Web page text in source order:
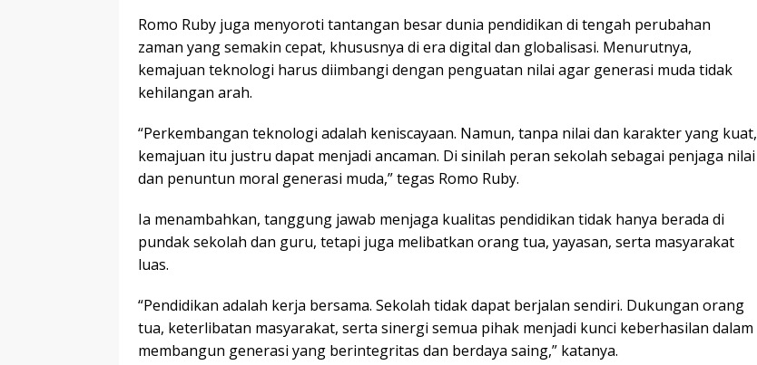
Romo Ruby juga menyoroti tantangan besar dunia pendidikan di tengah perubahan
zaman yang semakin cepat, khususnya di era digital dan globalisasi. Menurutnya,
kemajuan teknologi harus diimbangi dengan penguatan nilai agar generasi muda tidak
kehilangan arah.
“Perkembangan teknologi adalah keniscayaan. Namun, tanpa nilai dan karakter yang kuat,
kemajuan itu justru dapat menjadi ancaman. Di sinilah peran sekolah sebagai penjaga nilai
dan penuntun moral generasi muda,” tegas Romo Ruby.
Ia menambahkan, tanggung jawab menjaga kualitas pendidikan tidak hanya berada di
pundak sekolah dan guru, tetapi juga melibatkan orang tua, yayasan, serta masyarakat
luas.
“Pendidikan adalah kerja bersama. Sekolah tidak dapat berjalan sendiri. Dukungan orang
tua, keterlibatan masyarakat, serta sinergi semua pihak menjadi kunci keberhasilan dalam
membangun generasi yang berintegritas dan berdaya saing,” katanya.